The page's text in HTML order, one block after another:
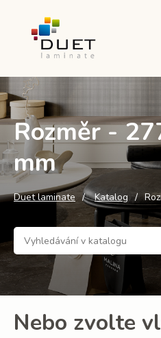
Rozměr -
mm
Duet laminate Katalog
Nebo zvolte